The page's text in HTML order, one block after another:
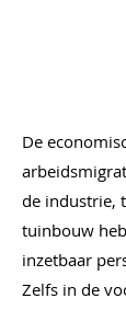
De
de industrie,
tuinbouw
inzetbaar
Zelfs in de